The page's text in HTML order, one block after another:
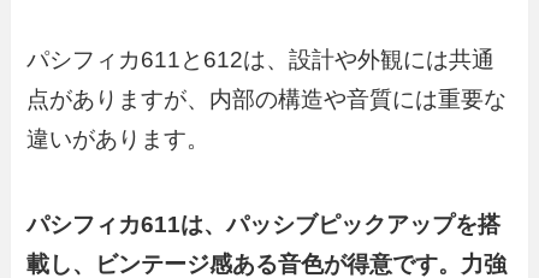
パシフィカ611と612は、設計や外観には共通
点がありますが、内部の構造や音質には重要な
違いがあります。
パシフィカ611は、パッシブピックアップを搭
載し、ビンテージ感ある音色が得意です。力強